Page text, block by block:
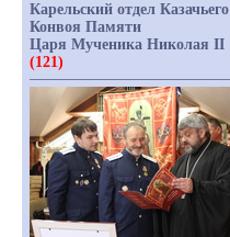
Карельский отдел Казачьего
Конвоя Памяти
Царя Мученика Николая II
(121)